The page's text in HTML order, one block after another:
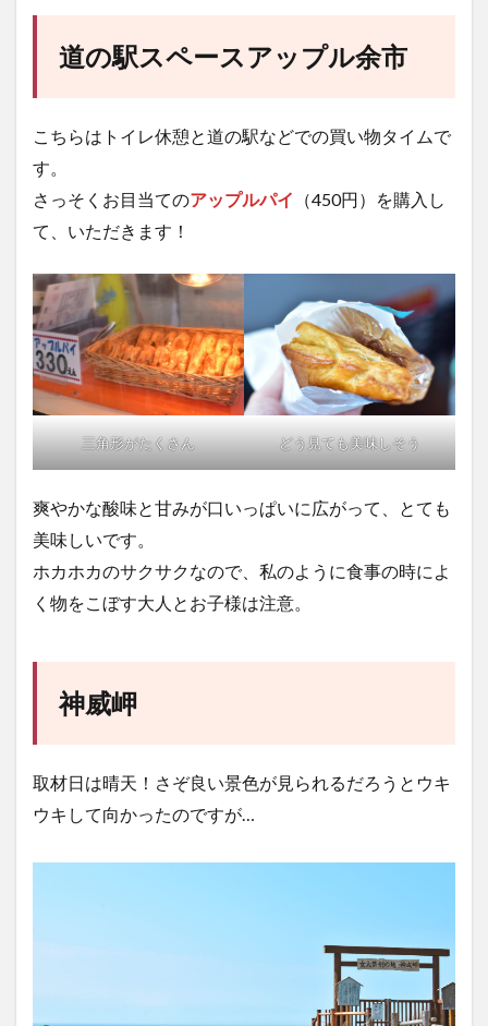
道の駅スペースアップル余市
こちらはトイレ休憩と道の駅などでの買い物タイムで
す。
さっそくお目当てのアップルパイ
（450円）を購入し
て、いただきます！
三角形がたくさん どう見ても美味しそう
爽やかな酸味と甘みが口いっぱいに広がって、とても
美味しいです。
ホカホカのサクサクなので、私のように食事の時によ
く物をこぼす大人とお子様は注意。
神威岬
取材日は晴天！さぞ良い景色が見られるだろうとウキ
ウキして向かったのですが…